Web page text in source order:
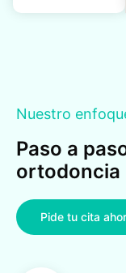
Nuestro
Paso a
ortodoncia
Pide tu cita